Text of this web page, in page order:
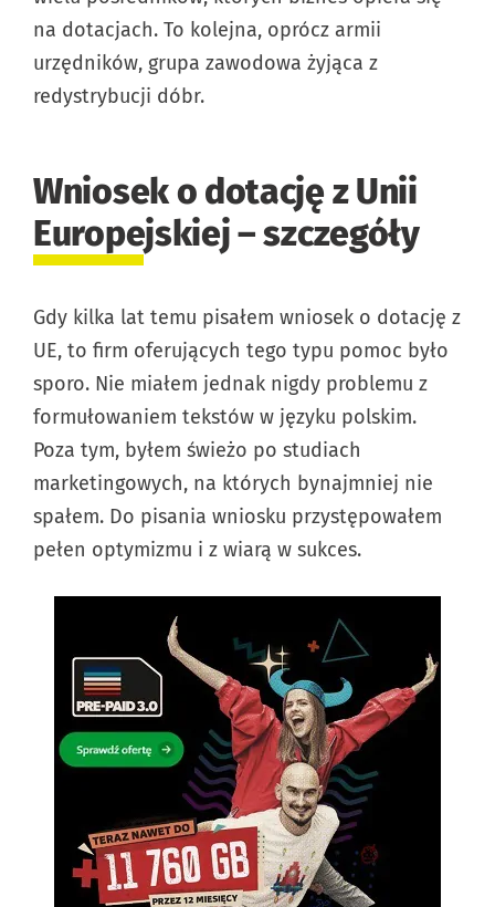
na dotacjach. To kolejna, oprócz armii
urzędników, grupa zawodowa żyjąca z
redystrybucji dóbr.
Wniosek o dotację z Unii
Europejskiej – szczegóły
Gdy kilka lat temu pisałem wniosek o dotację z
UE, to firm oferujących tego typu pomoc było
sporo. Nie miałem jednak nigdy problemu z
formułowaniem tekstów w języku polskim.
Poza tym, byłem świeżo po studiach
marketingowych, na których bynajmniej nie
spałem. Do pisania wniosku przystępowałem
pełen optymizmu i z wiarą w sukces.